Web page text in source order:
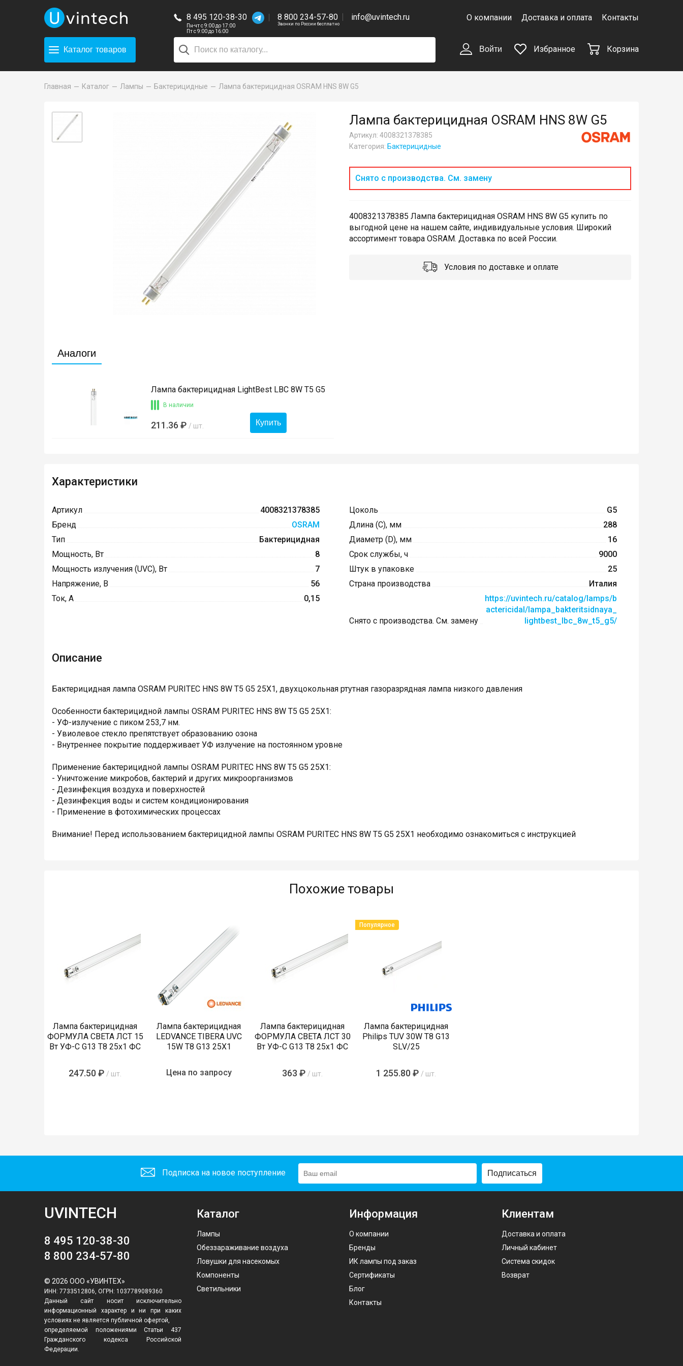
8 495 120-38-30
Пн-чт с 9:00 до 17:00
Пт с 9:00 до 16:00
8 800 234-57-80
Звонки по России бесплатно
info@uvintech.ru О компании Доставка и оплата Контакты
Каталог товаров Войти Избранное Корзина
Главная Каталог Лампы Бактерицидные Лампа бактерицидная OSRAM HNS 8W G5
Лампа бактерицидная OSRAM HNS 8W G5
Артикул: 4008321378385
Категория: Бактерицидные
Снято с производства. См. замену
4008321378385 Лампа бактерицидная OSRAM HNS 8W G5 купить по
выгодной цене на нашем сайте, индивидуальные условия. Широкий
ассортимент товара OSRAM. Доставка по всей России.
Условия по доставке и оплате
Аналоги
Лампа бактерицидная LightBest LBC 8W T5 G5
В наличии
211.36 ₽ / шт. Купить
Характеристики
Артикул
4008321378385
Бренд
OSRAM
Тип
Бактерицидная
Мощность, Вт
8
Мощность излучения (UVC), Вт
7
Напряжение, В
56
Ток, А
0,15
Цоколь
G5
Длина (C), мм
288
Диаметр (D), мм
16
Срок службы, ч
9000
Штук в упаковке
25
Страна производства
Италия
Снято с производства. См. замену
https://uvintech.ru/catalog/lamps/b
actericidal/lampa_bakteritsidnaya_
lightbest_lbc_8w_t5_g5/
Описание
Бактерицидная лампа OSRAM PURITEC HNS 8W T5 G5 25X1, двухцокольная ртутная газоразрядная лампа низкого давления
Особенности бактерицидной лампы OSRAM PURITEC HNS 8W T5 G5 25X1:
- УФ-излучение с пиком 253,7 нм.
- Увиолевое стекло препятствует образованию озона
- Внутреннее покрытие поддерживает УФ излучение на постоянном уровне
Применение бактерицидной лампы OSRAM PURITEC HNS 8W T5 G5 25X1:
- Уничтожение микробов, бактерий и других микроорганизмов
- Дезинфекция воздуха и поверхностей
- Дезинфекция воды и систем кондиционирования
- Применение в фотохимических процессах
Внимание! Перед использованием бактерицидной лампы OSRAM PURITEC HNS 8W T5 G5 25X1 необходимо ознакомиться с инструкцией
Похожие товары
Лампа бактерицидная
ФОРМУЛА СВЕТА ЛСТ 15
Вт УФ-С G13 T8 25х1 ФС
247.50 ₽ / шт.
Лампа бактерицидная
LEDVANCE TIBERA UVC
15W T8 G13 25X1
Цена по запросу
Лампа бактерицидная
ФОРМУЛА СВЕТА ЛСТ 30
Вт УФ-С G13 T8 25х1 ФС
363 ₽ / шт.
Популярное
Лампа бактерицидная
Philips TUV 30W T8 G13
SLV/25
1 255.80 ₽ / шт.
Подписка на новое поступление Подписаться
UVINTECH
8 495 120-38-30
8 800 234-57-80
© 2026 ООО «УВИНТЕХ»
ИНН: 7733512806, ОГРН: 1037789089360
Данный сайт носит исключительно
информационный характер и ни при каких
условиях не является публичной офертой,
определяемой положениями Статьи 437
Гражданского кодекса Российской
Федерации.
Каталог
Лампы
Обеззараживание воздуха
Ловушки для насекомых
Компоненты
Светильники
Информация
О компании
Бренды
ИК лампы под заказ
Сертификаты
Блог
Контакты
Клиентам
Доставка и оплата
Личный кабинет
Система скидок
Возврат